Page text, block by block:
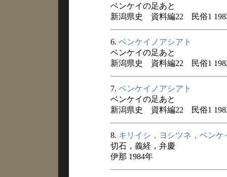
ベンケイの足あと
新潟県史 資料編22 民俗1
6. ベンケイノアシアト
ベンケイの足あと
新潟県史 資料編22 民俗1
7. ベンケイノアシアト
ベンケイの足あと
新潟県史 資料編22 民俗1
8. キリイシ，ヨシツネ，ベンケ
切石，義経，弁慶
伊那 1984年